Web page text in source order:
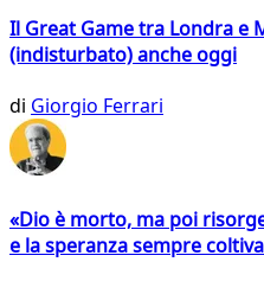
Il Great Game tra Londra e
(indisturbato) anche oggi
di Giorgio Ferrari
«Dio è morto, ma poi
e la speranza sempre